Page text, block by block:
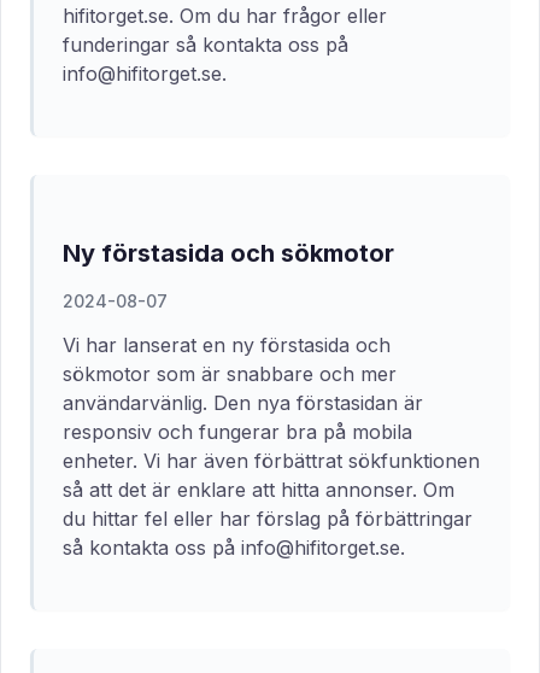
hifitorget.se. Om du har frågor eller
funderingar så kontakta oss på
info@hifitorget.se.
Ny förstasida och sökmotor
2024-08-07
Vi har lanserat en ny förstasida och
sökmotor som är snabbare och mer
användarvänlig. Den nya förstasidan är
responsiv och fungerar bra på mobila
enheter. Vi har även förbättrat sökfunktionen
så att det är enklare att hitta annonser. Om
du hittar fel eller har förslag på förbättringar
så kontakta oss på info@hifitorget.se.